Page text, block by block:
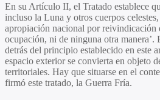
En su Artículo II, el Tratado establece
incluso la Luna y otros cuerpos
apropiación nacional por reivindicación
ocupación, ni de ninguna otra
detrás del principio establecido en este
espacio exterior se convierta en objeto
territoriales. Hay que situarse en el
firmó este tratado, la Guerra Fría.